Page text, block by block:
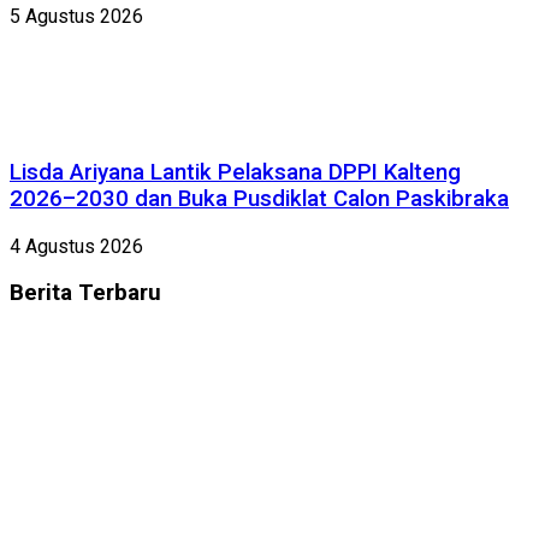
5 Agustus 2026
Lisda Ariyana Lantik Pelaksana DPPI Kalteng
2026–2030 dan Buka Pusdiklat Calon Paskibraka
4 Agustus 2026
Berita Terbaru